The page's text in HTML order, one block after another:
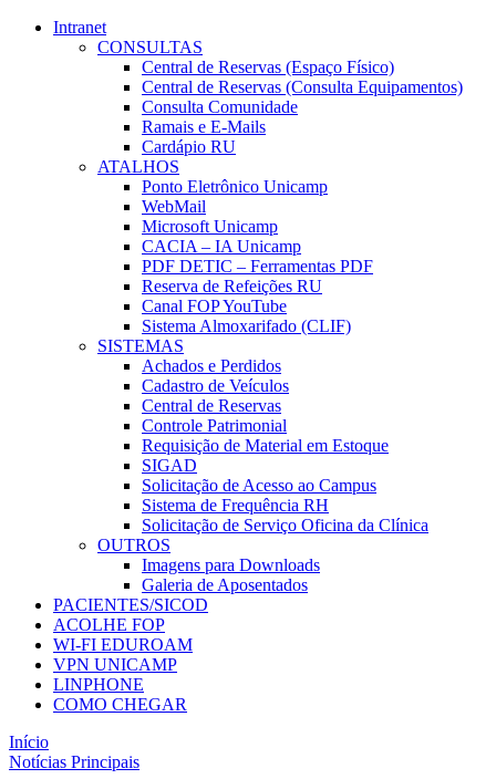
Intranet
CONSULTAS
Central de Reservas (Espaço Físico)
Central de Reservas (Consulta Equipamentos)
Consulta Comunidade
Ramais e E-Mails
Cardápio RU
ATALHOS
Ponto Eletrônico Unicamp
WebMail
Microsoft Unicamp
CACIA – IA Unicamp
PDF DETIC – Ferramentas PDF
Reserva de Refeições RU
Canal FOP YouTube
Sistema Almoxarifado (CLIF)
SISTEMAS
Achados e Perdidos
Cadastro de Veículos
Central de Reservas
Controle Patrimonial
Requisição de Material em Estoque
SIGAD
Solicitação de Acesso ao Campus
Sistema de Frequência RH
Solicitação de Serviço Oficina da Clínica
OUTROS
Imagens para Downloads
Galeria de Aposentados
PACIENTES/SICOD
ACOLHE FOP
WI-FI EDUROAM
VPN UNICAMP
LINPHONE
COMO CHEGAR
Início
Notícias Principais